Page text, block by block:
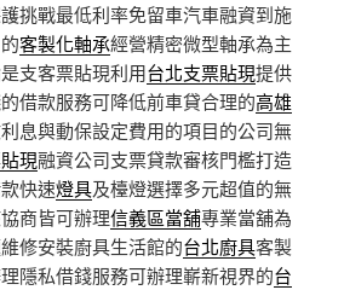
挑戰最低利率免留車汽車融資到施
客製化軸承經營精密微型軸承為主
支客票貼現利用台北支票貼現提供
借款服務可降低前車貸合理的高雄
息與動保設定費用的項目的公司無
現融資公司支票貸款審核門檻打造
快速燈具及檯燈選擇多元超值的無
商皆可辦理信義區當舖專業當舖為
修安裝廚具生活館的台北廚具客製
隱私借錢服務可辦理嶄新視界的台